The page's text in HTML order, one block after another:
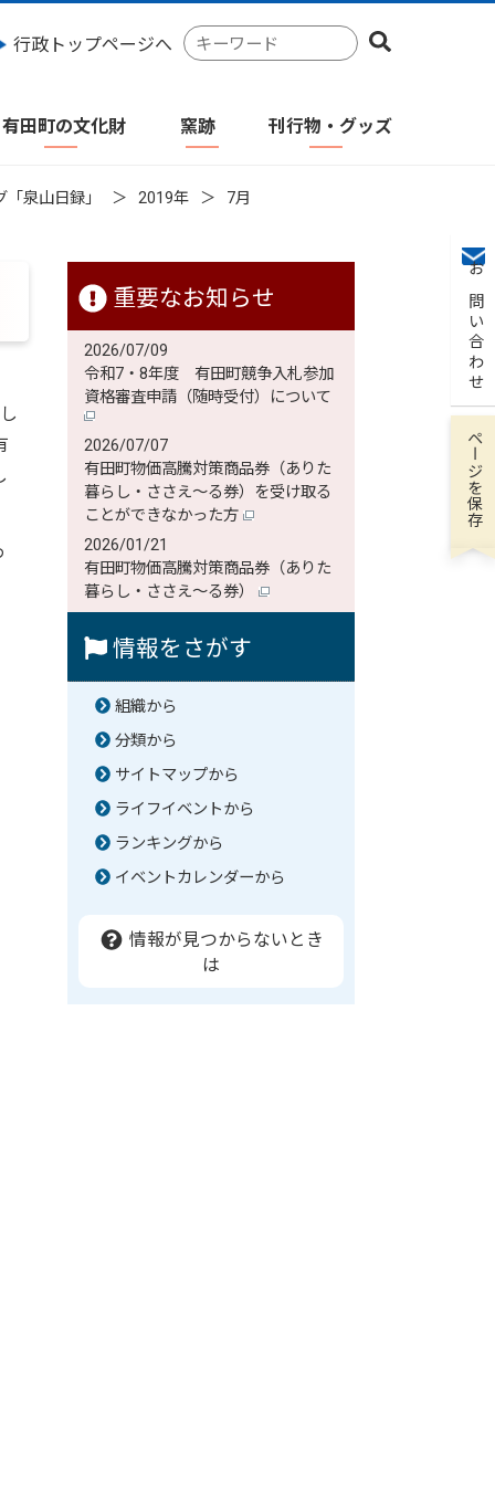
行政トップページへ
検
索
ワ
有田町の文化財 窯跡 刊行物・グッズ
お問い合わせ
泉山日録」 2019年 7月
重要なお知らせ
2026/07/09
令和7・8年度 有田町競争入札参加
資格審査申請（随時受付）について
2026/07/07
有田町物価高騰対策商品券（ありた
暮らし・ささえ～る券）を受け取る
ことができなかった方
2026/01/21
有田町物価高騰対策商品券（ありた
暮らし・ささえ～る券）
情報をさがす
組織から
分類から
サイトマップから
ライフイベントから
ランキングから
イベントカレンダーから
情報が見つからないとき
は
ページを保存